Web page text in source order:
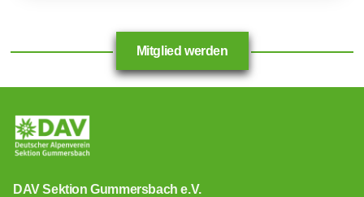
Mitglied werden
DAV Sektion Gummersbach e.V.